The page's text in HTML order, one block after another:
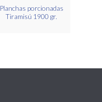
Planchas porcionadas
Tiramisú 1900 gr.